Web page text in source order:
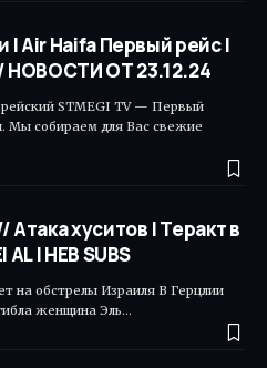
Air Haifa Первый рейс |
НОВОСТИ ОТ 23.12.24
STMEGI TV — Первый
Мы собираем для Вас свежие
хуситов | Теракт в
| HEB SUBS
на обстрелы Израиля В Герцлии
женщина Эль…